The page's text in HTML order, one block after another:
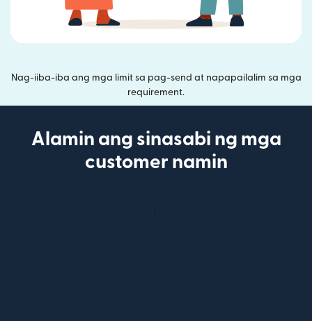
Nag-iiba-iba ang mga limit sa pag-send at napapailalim sa mga
requirement.
Alamin ang sinasabi ng mga
customer namin